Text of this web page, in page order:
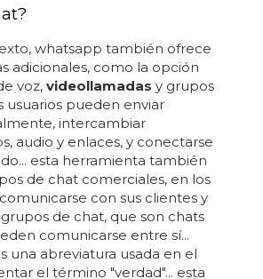
whatsapp también ofrece
adicionales, como la opción
voz, videollamadas y grupos
usuarios pueden enviar
intercambiar
audio y enlaces, y conectarse
esta herramienta también
de chat comerciales, en los
con sus clientes y
de chat, que son chats
comunicarse entre sí...
una abreviatura usada en el
el término "verdad"... esta